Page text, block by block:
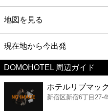
グルメ
映画
美容
コンビニ
地図を見る
現在地から今出発
DOMOHOTEL 周辺ガイド
ホテルリブマッ
新宿区新宿6丁目27-